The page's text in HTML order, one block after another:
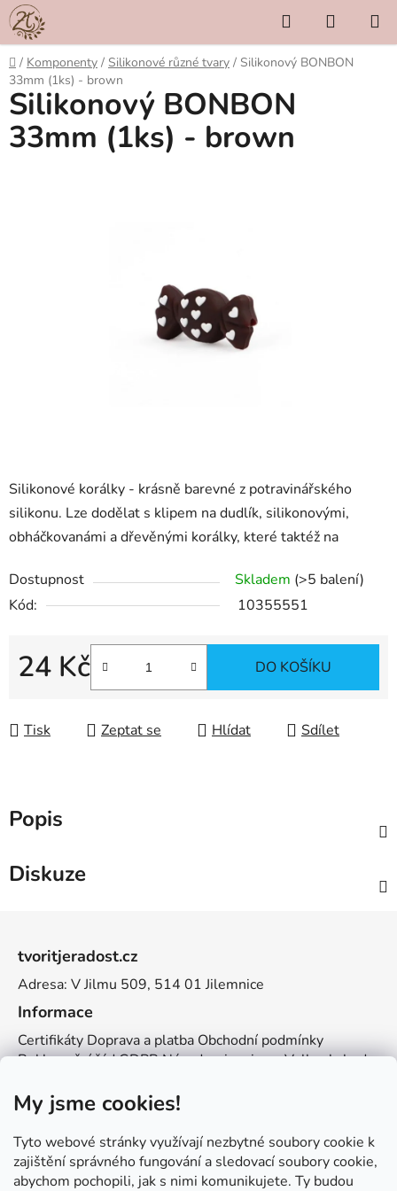
My jsme cookies!
Tyto webové stránky využívají nezbytné soubory cookie k
zajištění správného fungování a sledovací soubory cookie,
abychom pochopili, jak s nimi komunikujete. Ty budou
Přejít
na
obsah
Hledat
KOŠÍK
Domů
/ Komponenty / Silikonové různé tvary / Silikonový BONBON
33mm (1ks) - brown
Silikonové korálky - krásně barevné z potravinářského
silikonu. Lze dodělat s klipem na dudlík, silikonovými,
obháčkovanámi a dřevěnými korálky, které taktéž na
Dostupnost Skladem (>5 balení)
Kód:
10355551
24 Kč
Měrná cena:
DO KOŠÍKU
Tisk Zeptat se Hlídat Sdílet
Silikonový BONBON
33mm (1ks) - brown
Popis
Diskuze
tvoritjeradost.cz
Adresa: V Jilmu 509, 514 01 Jilemnice
Informace
Certifikáty Doprava a platba Obchodní podmínky
Reklamační řádGDPRNávody a inspiraceVelkoobchod
Kontakt
info@zemetvoreni.cz Míša:605 077 705
Adél:775 683 521
Zemětvoření